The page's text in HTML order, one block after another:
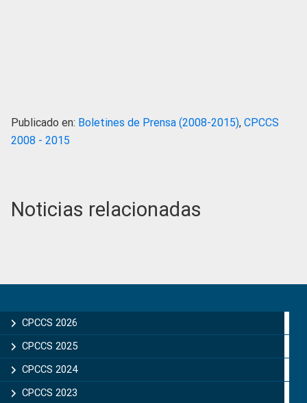
Publicado en: Boletines de Prensa (2008-2015), CPCCS
2008 - 2015
Noticias relacionadas
Sidebar
CPCCS 2026
CPCCS 2025
CPCCS 2024
CPCCS 2023